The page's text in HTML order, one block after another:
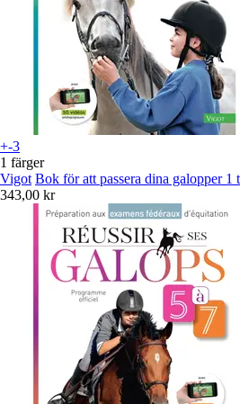
+-3
1 färger
Vigot Bok för att passera dina galopper 1
343,00 kr